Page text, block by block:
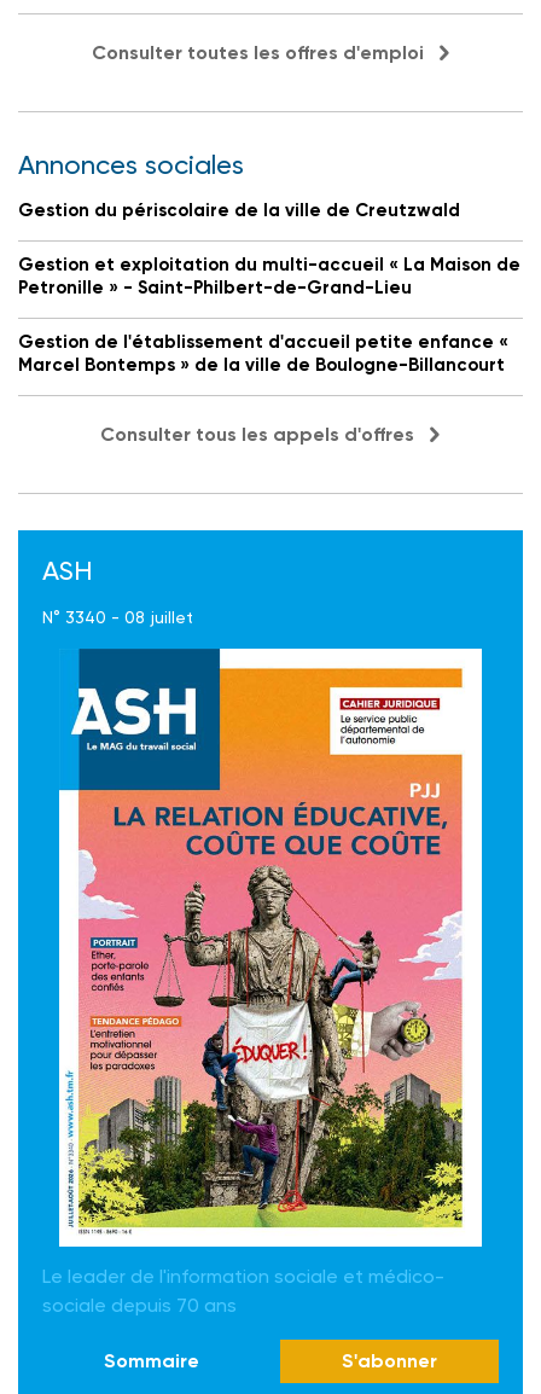
Consulter toutes les offres d'emploi
Annonces sociales
Gestion du périscolaire de la ville de Creutzwald
Gestion et exploitation du multi-accueil « La Maison de
Petronille » - Saint-Philbert-de-Grand-Lieu
Gestion de l'établissement d'accueil petite enfance «
Marcel Bontemps » de la ville de Boulogne-Billancourt
Consulter tous les appels d'offres
ASH
N° 3340 - 08 juillet
Le leader de l'information sociale et médico-
sociale depuis 70 ans
Sommaire S'abonner